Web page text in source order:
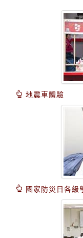
地震車體驗
國家防災日各級